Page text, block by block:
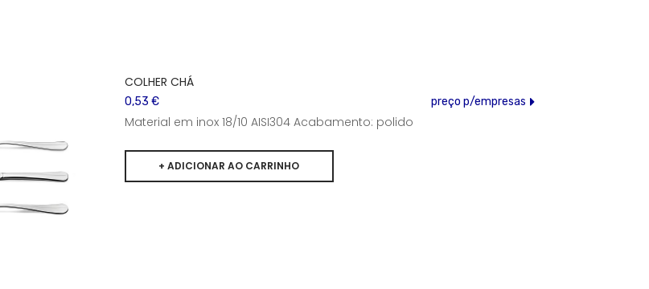
COLHER CHÁ
0,53 € preço p/empresas
Material em inox 18/10 AISI304 Acabamento: polido